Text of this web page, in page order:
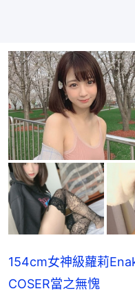
154cm女神級蘿莉
COSER當之無愧